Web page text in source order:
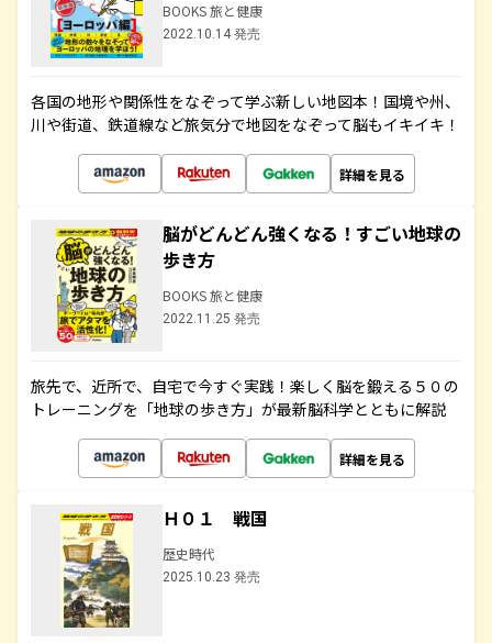
BOOKS 旅と健康
2022.10.14 発売
各国の地形や関係性をなぞって学ぶ新しい地図本！国境や州、
川や街道、鉄道線など旅気分で地図をなぞって脳もイキイキ！
詳細を見る
脳がどんどん強くなる！すごい地球の
歩き方
BOOKS 旅と健康
2022.11.25 発売
旅先で、近所で、自宅で今すぐ実践！楽しく脳を鍛える５０の
トレーニングを「地球の歩き方」が最新脳科学とともに解説
詳細を見る
Ｈ０１ 戦国
歴史時代
2025.10.23 発売